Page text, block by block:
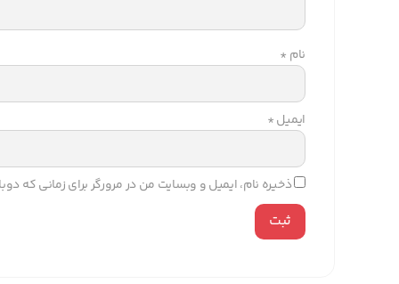
نام *
ایمیل*
ذخیره نام، ایمیل و وبسایت من در مرورگر برای زمانی که